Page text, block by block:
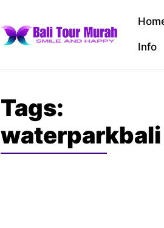
Info
Tags:
waterparkbali